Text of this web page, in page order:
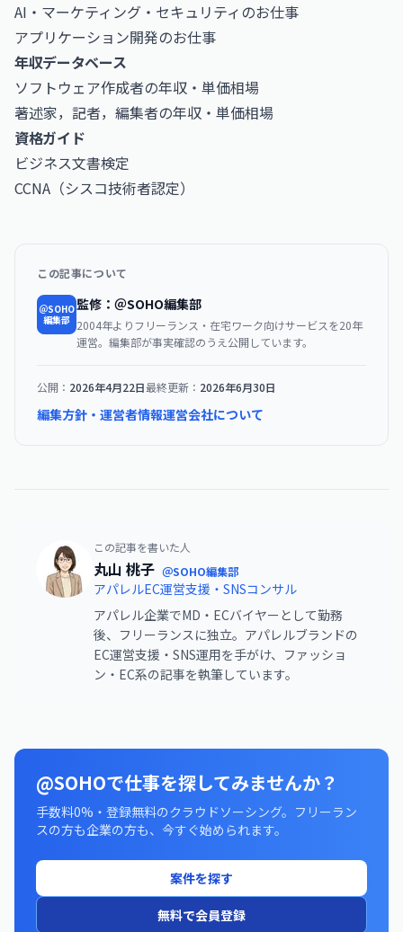
AI・マーケティング・セキュリティのお仕事
アプリケーション開発のお仕事
年収データベース
ソフトウェア作成者の年収・単価相場
著述家，記者，編集者の年収・単価相場
資格ガイド
ビジネス文書検定
CCNA（シスコ技術者認定）
この記事について
＠SOHO
編集部
監修：＠SOHO編集部
2004年よりフリーランス・在宅ワーク向けサービスを20年
運営。編集部が事実確認のうえ公開しています。
公開： 2026年4月22日最終更新： 2026年6月30日
編集方針・運営者情報運営会社について
この記事を書いた人
丸山 桃子 ＠SOHO編集部
アパレルEC運営支援・SNSコンサル
アパレル企業でMD・ECバイヤーとして勤務
後、フリーランスに独立。アパレルブランドの
EC運営支援・SNS運用を手がけ、ファッショ
ン・EC系の記事を執筆しています。
@SOHOで仕事を探してみませんか？
手数料0%・登録無料のクラウドソーシング。フリーラン
スの方も企業の方も、今すぐ始められます。
案件を探す
無料で会員登録